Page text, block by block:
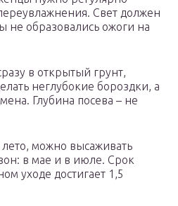
Свет должен
не образовались ожоги на
в открытый грунт,
неглубокие бороздки, а
Глубина посева – не
можно высаживать
в мае и в июле. Срок
уходе достигает 1,5